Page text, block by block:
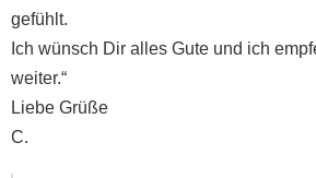
gefühlt.
Ich wünsch Dir alles Gute und ich
weiter.“
Liebe Grüße
C.